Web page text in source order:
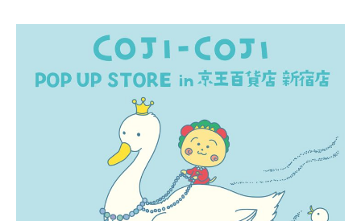
東京都中央区銀座7丁目13番20号 銀座THビル5F
JPEN